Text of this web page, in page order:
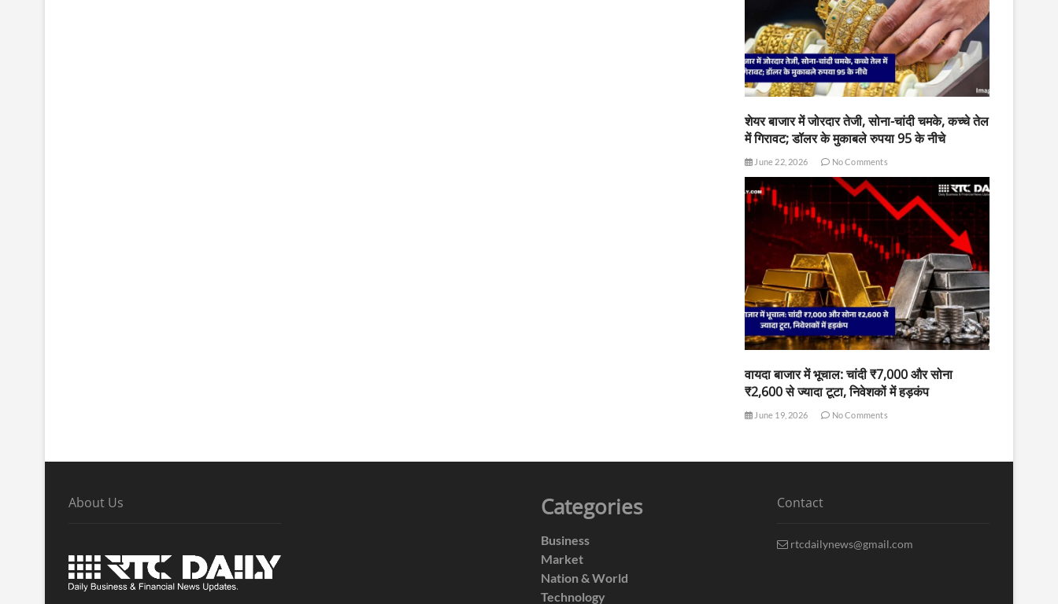
शेयर बाजार में जोरदार तेजी, सोना-चांदी चमके, कच्चे तेल
में गिरावट; डॉलर के मुकाबले रुपया 95 के नीचे
June 22, 2026 No Comments
वायदा बाजार में भूचाल: चांदी ₹7,000 और सोना
₹2,600 से ज्यादा टूटा, निवेशकों में हड़कंप
June 19, 2026 No Comments
About Us Categories
Business
Market
Nation & World
Technology
Contact
rtcdailynews@gmail.com